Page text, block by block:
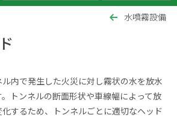
水噴霧設備
内で発生した火災に対し霧状の水を放水
トンネルの断面形状や車線幅によって放
するため、トンネルごとに適切なヘッド